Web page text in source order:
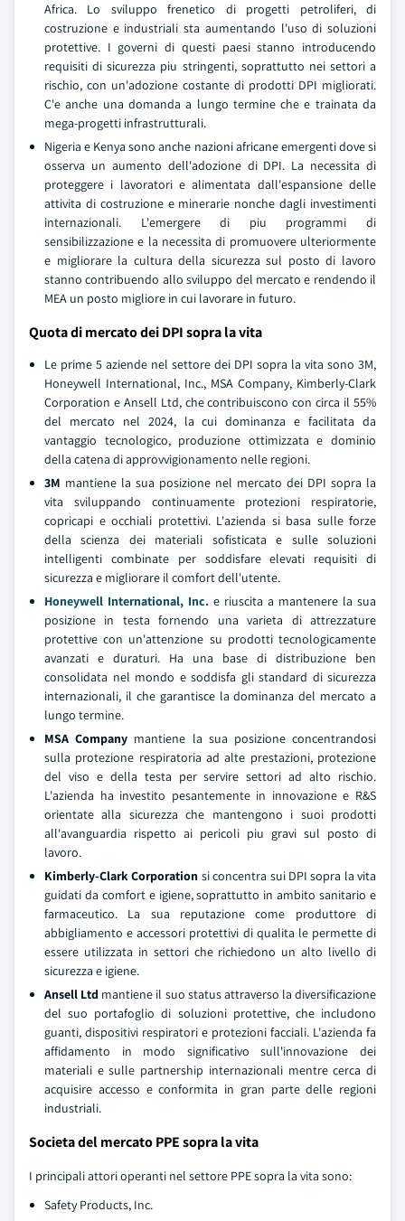
Africa. Lo sviluppo frenetico di progetti petroliferi, di
costruzione e industriali sta aumentando l'uso di soluzioni
protettive. I governi di questi paesi stanno introducendo
requisiti di sicurezza piu stringenti, soprattutto nei settori a
rischio, con un'adozione costante di prodotti DPI migliorati.
C'e anche una domanda a lungo termine che e trainata da
mega-progetti infrastrutturali.
Nigeria e Kenya sono anche nazioni africane emergenti dove si
osserva un aumento dell'adozione di DPI. La necessita di
proteggere i lavoratori e alimentata dall'espansione delle
attivita di costruzione e minerarie nonche dagli investimenti
internazionali. L'emergere di piu programmi di
sensibilizzazione e la necessita di promuovere ulteriormente
e migliorare la cultura della sicurezza sul posto di lavoro
stanno contribuendo allo sviluppo del mercato e rendendo il
MEA un posto migliore in cui lavorare in futuro.
Quota di mercato dei DPI sopra la vita
Le prime 5 aziende nel settore dei DPI sopra la vita sono 3M,
Honeywell International, Inc., MSA Company, Kimberly-Clark
Corporation e Ansell Ltd, che contribuiscono con circa il 55%
del mercato nel 2024, la cui dominanza e facilitata da
vantaggio tecnologico, produzione ottimizzata e dominio
della catena di approvvigionamento nelle regioni.
3M mantiene la sua posizione nel mercato dei DPI sopra la
vita sviluppando continuamente protezioni respiratorie,
copricapi e occhiali protettivi. L'azienda si basa sulle forze
della scienza dei materiali sofisticata e sulle soluzioni
intelligenti combinate per soddisfare elevati requisiti di
sicurezza e migliorare il comfort dell'utente.
Honeywell International, Inc. e riuscita a mantenere la sua
posizione in testa fornendo una varieta di attrezzature
protettive con un'attenzione su prodotti tecnologicamente
avanzati e duraturi. Ha una base di distribuzione ben
consolidata nel mondo e soddisfa gli standard di sicurezza
internazionali, il che garantisce la dominanza del mercato a
lungo termine.
MSA Company mantiene la sua posizione concentrandosi
sulla protezione respiratoria ad alte prestazioni, protezione
del viso e della testa per servire settori ad alto rischio.
L'azienda ha investito pesantemente in innovazione e R&S
orientate alla sicurezza che mantengono i suoi prodotti
all'avanguardia rispetto ai pericoli piu gravi sul posto di
lavoro.
Kimberly-Clark Corporation si concentra sui DPI sopra la vita
guidati da comfort e igiene, soprattutto in ambito sanitario e
farmaceutico. La sua reputazione come produttore di
abbigliamento e accessori protettivi di qualita le permette di
essere utilizzata in settori che richiedono un alto livello di
sicurezza e igiene.
Ansell Ltd mantiene il suo status attraverso la diversificazione
del suo portafoglio di soluzioni protettive, che includono
guanti, dispositivi respiratori e protezioni facciali. L'azienda fa
affidamento in modo significativo sull'innovazione dei
materiali e sulle partnership internazionali mentre cerca di
acquisire accesso e conformita in gran parte delle regioni
industriali.
Societa del mercato PPE sopra la vita
I principali attori operanti nel settore PPE sopra la vita sono:
Safety Products, Inc.